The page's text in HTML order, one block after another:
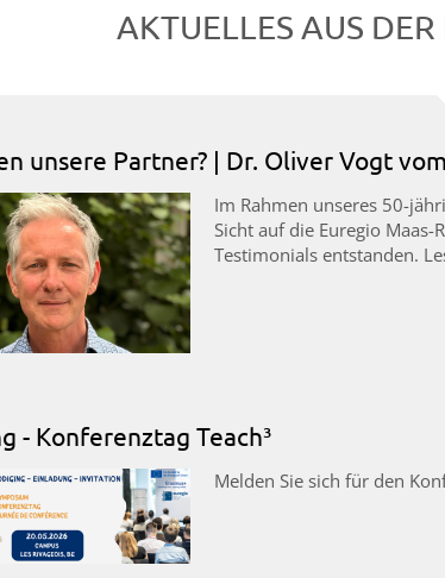
AKTUELLES AUS
unsere Partner? | Dr. Oliver Vogt
Im Rahmen unseres 50-
Sicht auf die Euregio
Testimonials entstanden.
- Konferenztag Teach³
Melden Sie sich für den